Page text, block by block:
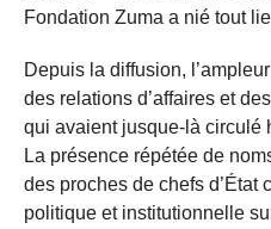
Fondation Zuma a nié tout
Depuis la diffusion,
des relations d’affaires et
qui avaient jusque-là circulé
La présence répétée de
des proches de chefs d’État
politique et institutionnelle